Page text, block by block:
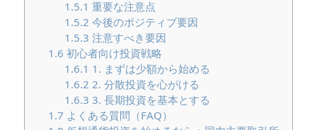
1.5.1 重要な注意点
1.5.2 今後のポジティブ要因
1.5.3 注意すべき要因
1.6 初心者向け投資戦略
1.6.1 1. まずは少額から始める
1.6.2 2. 分散投資を心がける
1.6.3 3. 長期投資を基本とする
1.7 よくある質問（FAQ）